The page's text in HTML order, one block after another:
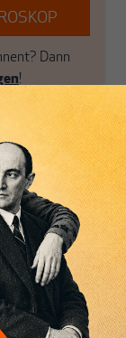
Dann
!
Er war
Volkswirt der
sind
sowie